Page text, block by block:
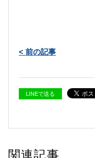
< 前の記事
LINEで送る
関連記事